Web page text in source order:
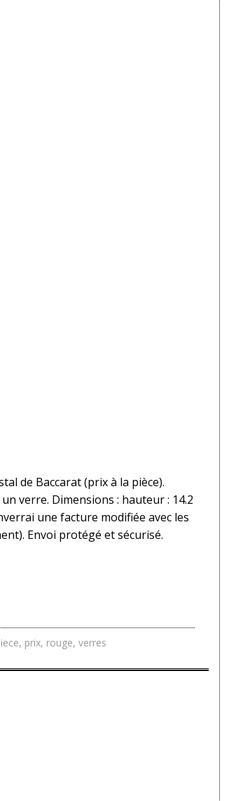
de Baccarat (prix à la pièce).
verre. Dimensions : hauteur : 14.2
une facture modifiée avec les
Envoi protégé et sécurisé.
, prix, rouge, verres